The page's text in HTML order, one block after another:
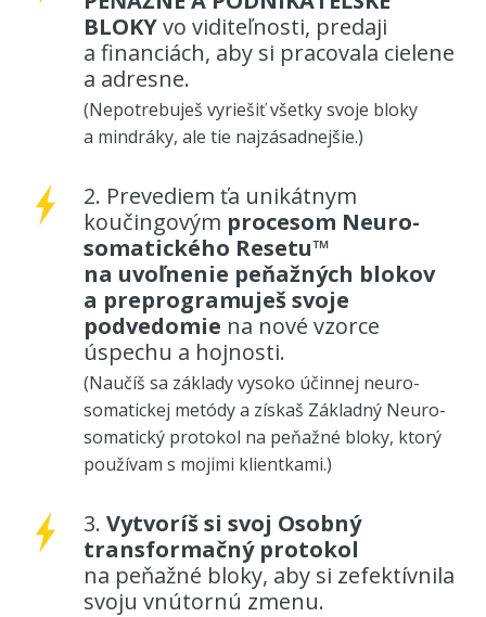
BLOKYvo viditeľnosti, predaji
a financiách, aby si pracovala cielene
a adresne.
(Nepotrebuješ vyriešiť všetky svoje bloky
a mindráky, ale tie najzásadnejšie.)
2. Prevediem ťa unikátnym
koučingovým procesom Neuro-
somatického Resetu™
na uvoľnenie peňažných blokov
a preprogramuješ svoje
podvedomie na nové vzorce
úspechu a hojnosti.
(Naučíš sa základy vysoko účinnej neuro-
somatickej metódy a získaš Základný Neuro-
somatický protokol na peňažné bloky, ktorý
používam s mojimi klientkami.)
3.Vytvoríš si svoj Osobný
transformačný protokol
na peňažné bloky, aby si zefektívnila
svoju vnútornú zmenu.